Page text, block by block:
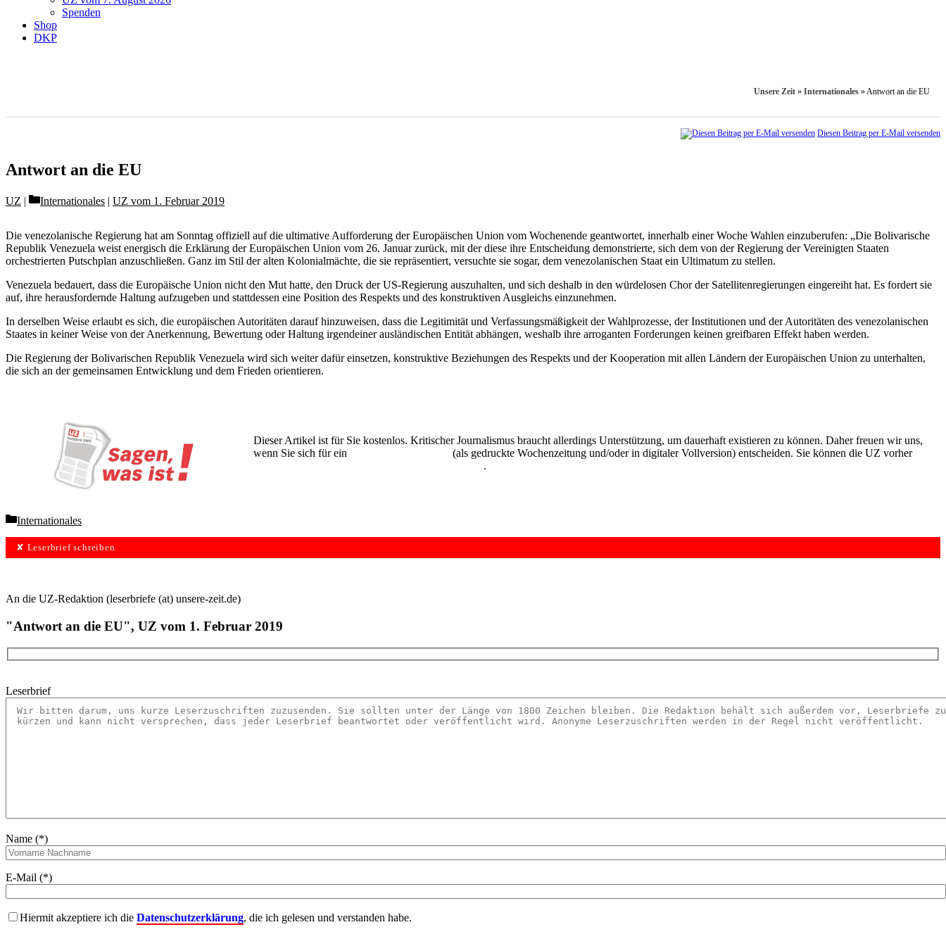
Spenden
Shop
DKP
Unsere Zeit » Internationales »Antwort an die EU
Diesen Beitrag per E-Mail versenden
Antwort an die EU
UZ Categories
Internationales | UZ vom 1. Februar 2019
Die venezolanische Regierung hat am Sonntag offiziell auf die ultimative Aufforderung der Europäischen Union vom Wochenende geantwortet, innerhalb einer Woche Wahlen einzuberufen: „Die Bolivarische
Republik Venezuela weist energisch die Erklärung der Europäischen Union vom 26. Januar zurück, mit der diese ihre Entscheidung demonstrierte, sich dem von der Regierung der Vereinigten Staaten
orchestrierten Putschplan anzuschließen. Ganz im Stil der alten Kolonialmächte, die sie repräsentiert, versuchte sie sogar, dem venezolanischen Staat ein Ultimatum zu stellen.
Venezuela bedauert, dass die Europäische Union nicht den Mut hatte, den Druck der US-Regierung auszuhalten, und sich deshalb in den würdelosen Chor der Satellitenregierungen eingereiht hat. Es fordert sie
auf, ihre herausfordernde Haltung aufzugeben und stattdessen eine Position des Respekts und des konstruktiven Ausgleichs einzunehmen.
In derselben Weise erlaubt es sich, die europäischen Autoritäten darauf hinzuweisen, dass die Legitimität und Verfassungsmäßigkeit der Wahlprozesse, der Institutionen und der Autoritäten des venezolanischen
Staates in keiner Weise von der Anerkennung, Bewertung oder Haltung irgendeiner ausländischen Entität abhängen, weshalb ihre arroganten Forderungen keinen greifbaren Effekt haben werden.
Die Regierung der Bolivarischen Republik Venezuela wird sich weiter dafür einsetzen, konstruktive Beziehungen des Respekts und der Kooperation mit allen Ländern der Europäischen Union zu unterhalten,
die sich an der gemeinsamen Entwicklung und dem Frieden orientieren.
Dieser Artikel ist für Sie kostenlos. Kritischer Journalismus braucht allerdings Unterstützung, um dauerhaft existieren zu können. Daher freuen wir uns,
wenn Sie sich für ein
(als gedruckte Wochenzeitung und/oder in digitaler Vollversion) entscheiden. Sie können die UZ vorher
.
Categories
Internationales
✘ Leserbrief schreiben
An die UZ-Redaktion (leserbriefe (at) unsere-zeit.de)
"Antwort an die EU", UZ vom 1. Februar 2019
Leserbrief
Name (*)
E-Mail (*)
Hiermit akzeptiere ich die Datenschutzerklärung, die ich gelesen und verstanden habe.